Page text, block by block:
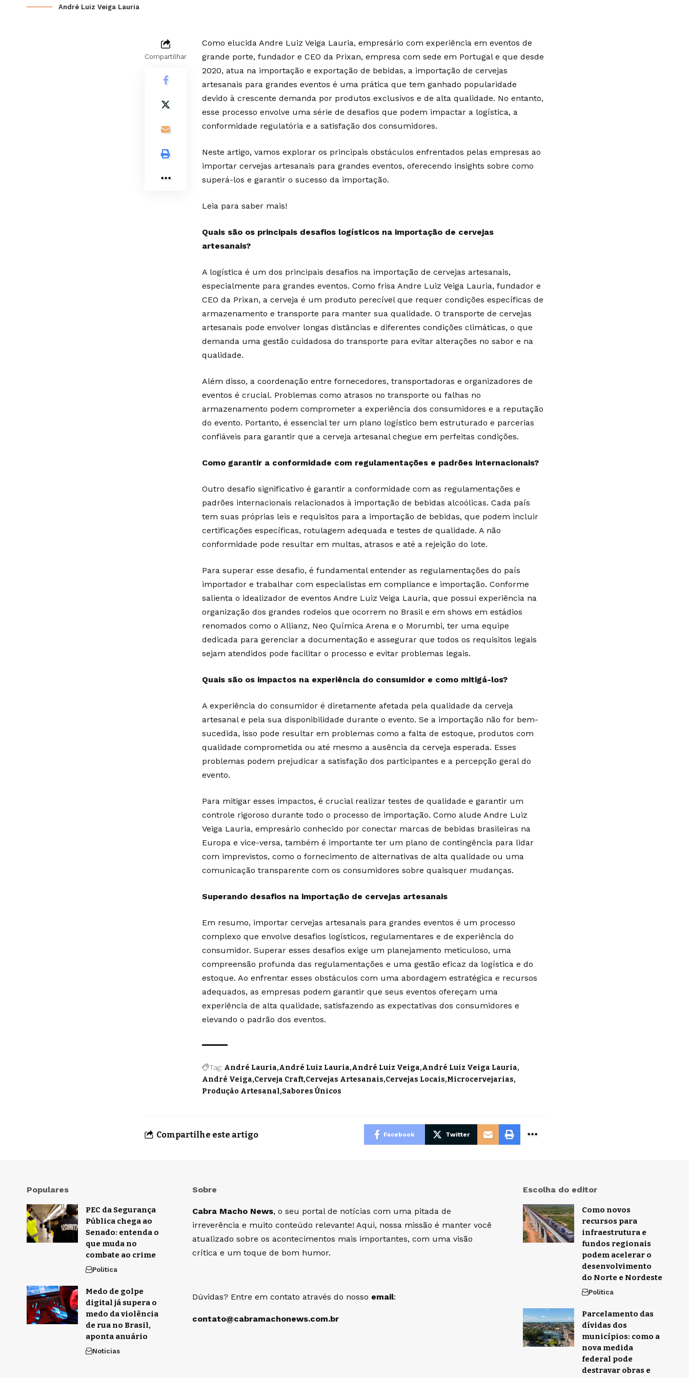
André Luiz Veiga Lauria
Compartilhar
Como elucida Andre Luiz Veiga Lauria, empresário com experiência em eventos de
grande porte, fundador e CEO da Prixan, empresa com sede em Portugal e que desde
2020, atua na importação e exportação de bebidas, a importação de cervejas
artesanais para grandes eventos é uma prática que tem ganhado popularidade
devido à crescente demanda por produtos exclusivos e de alta qualidade. No entanto,
esse processo envolve uma série de desafios que podem impactar a logística, a
conformidade regulatória e a satisfação dos consumidores.
Neste artigo, vamos explorar os principais obstáculos enfrentados pelas empresas ao
importar cervejas artesanais para grandes eventos, oferecendo insights sobre como
superá-los e garantir o sucesso da importação.
Leia para saber mais!
Quais são os principais desafios logísticos na importação de cervejas
artesanais?
A logística é um dos principais desafios na importação de cervejas artesanais,
especialmente para grandes eventos. Como frisa Andre Luiz Veiga Lauria, fundador e
CEO da Prixan, a cerveja é um produto perecível que requer condições específicas de
armazenamento e transporte para manter sua qualidade. O transporte de cervejas
artesanais pode envolver longas distâncias e diferentes condições climáticas, o que
demanda uma gestão cuidadosa do transporte para evitar alterações no sabor e na
qualidade.
Além disso, a coordenação entre fornecedores, transportadoras e organizadores de
eventos é crucial. Problemas como atrasos no transporte ou falhas no
armazenamento podem comprometer a experiência dos consumidores e a reputação
do evento. Portanto, é essencial ter um plano logístico bem estruturado e parcerias
confiáveis para garantir que a cerveja artesanal chegue em perfeitas condições.
Como garantir a conformidade com regulamentações e padrões internacionais?
Outro desafio significativo é garantir a conformidade com as regulamentações e
padrões internacionais relacionados à importação de bebidas alcoólicas. Cada país
tem suas próprias leis e requisitos para a importação de bebidas, que podem incluir
certificações específicas, rotulagem adequada e testes de qualidade. A não
conformidade pode resultar em multas, atrasos e até a rejeição do lote.
Para superar esse desafio, é fundamental entender as regulamentações do país
importador e trabalhar com especialistas em compliance e importação. Conforme
salienta o idealizador de eventos Andre Luiz Veiga Lauria, que possui experiência na
organização dos grandes rodeios que ocorrem no Brasil e em shows em estádios
renomados como o Allianz, Neo Química Arena e o Morumbi, ter uma equipe
dedicada para gerenciar a documentação e assegurar que todos os requisitos legais
sejam atendidos pode facilitar o processo e evitar problemas legais.
Quais são os impactos na experiência do consumidor e como mitigá-los?
A experiência do consumidor é diretamente afetada pela qualidade da cerveja
artesanal e pela sua disponibilidade durante o evento. Se a importação não for bem-
sucedida, isso pode resultar em problemas como a falta de estoque, produtos com
qualidade comprometida ou até mesmo a ausência da cerveja esperada. Esses
problemas podem prejudicar a satisfação dos participantes e a percepção geral do
evento.
Para mitigar esses impactos, é crucial realizar testes de qualidade e garantir um
controle rigoroso durante todo o processo de importação. Como alude Andre Luiz
Veiga Lauria, empresário conhecido por conectar marcas de bebidas brasileiras na
Europa e vice-versa, também é importante ter um plano de contingência para lidar
com imprevistos, como o fornecimento de alternativas de alta qualidade ou uma
comunicação transparente com os consumidores sobre quaisquer mudanças.
Superando desafios na importação de cervejas artesanais
Em resumo, importar cervejas artesanais para grandes eventos é um processo
complexo que envolve desafios logísticos, regulamentares e de experiência do
consumidor. Superar esses desafios exige um planejamento meticuloso, uma
compreensão profunda das regulamentações e uma gestão eficaz da logística e do
estoque. Ao enfrentar esses obstáculos com uma abordagem estratégica e recursos
adequados, as empresas podem garantir que seus eventos ofereçam uma
experiência de alta qualidade, satisfazendo as expectativas dos consumidores e
elevando o padrão dos eventos.
Tag: André Lauria André Luiz Lauria André Luiz Veiga André Luiz Veiga Lauria
André Veiga Cerveja Craft Cervejas Artesanais Cervejas Locais Microcervejarias
Produção Artesanal Sabores Únicos
Compartilhe este artigo Facebook Twitter
Populares
PEC da Segurança
Pública chega ao
Senado: entenda o
que muda no
combate ao crime
Politica
Medo de golpe
digital já supera o
medo da violência
de rua no Brasil,
aponta anuário
Noticias
Sobre
Cabra Macho News, o seu portal de notícias com uma pitada de
irreverência e muito conteúdo relevante! Aqui, nossa missão é manter você
atualizado sobre os acontecimentos mais importantes, com uma visão
crítica e um toque de bom humor.
Dúvidas? Entre em contato através do nosso email:
contato@cabramachonews.com.br
Escolha do editor
Como novos
recursos para
infraestrutura e
fundos regionais
podem acelerar o
desenvolvimento
do Norte e Nordeste
Politica
Parcelamento das
dívidas dos
municípios: como a
nova medida
federal pode
destravar obras e